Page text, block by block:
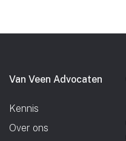
Van Veen Advocaten
Kennis
Over ons